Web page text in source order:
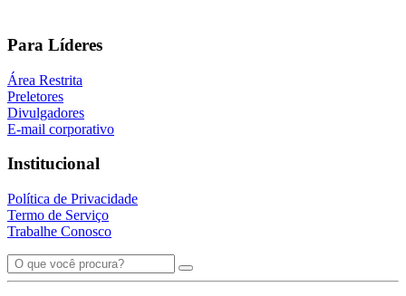
Para Líderes
Área Restrita
Preletores
Divulgadores
E-mail corporativo
Institucional
Política de Privacidade
Termo de Serviço
Trabalhe Conosco